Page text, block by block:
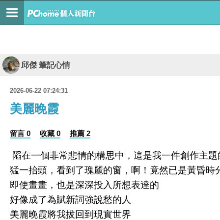
邱傑 筆記心情
2026-06-22 07:24:31
美麗晚霞
留言 0 收藏 0 推薦 2
䧟在一個非常悲情的構思中，這是我一件創作主題
猛一抬頭，看到了瑰麗的窗，啊！竟然已是黃昏時
即使畫畫，也是深深投入所想表達的
好像成了為賦新詞強說愁的人
美麗晚霞將我拔回到現實世界